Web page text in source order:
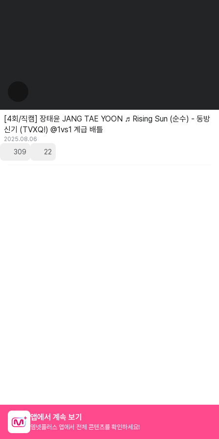
[4회/직캠] 장태윤 JANG TAE YOON ♬Rising Sun (순수) - 동방
신기 (TVXQ!) @1vs1 계급 배틀
2025.08.06
309 22
앱에서 계속 보기
엠넷플러스 앱에서 전체 콘텐츠를 확인하세요!